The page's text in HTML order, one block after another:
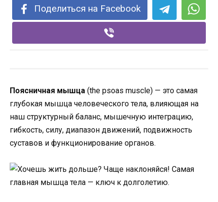
Поделиться на Facebook
Поясничная мышца (the psoas muscle) — это самая
глубокая мышца человеческого тела, влияющая на
наш структурный баланс, мышечную интеграцию,
гибкость, силу, диапазон движений, подвижность
суставов и функционирование органов.